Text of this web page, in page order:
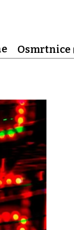
Osmrtnice